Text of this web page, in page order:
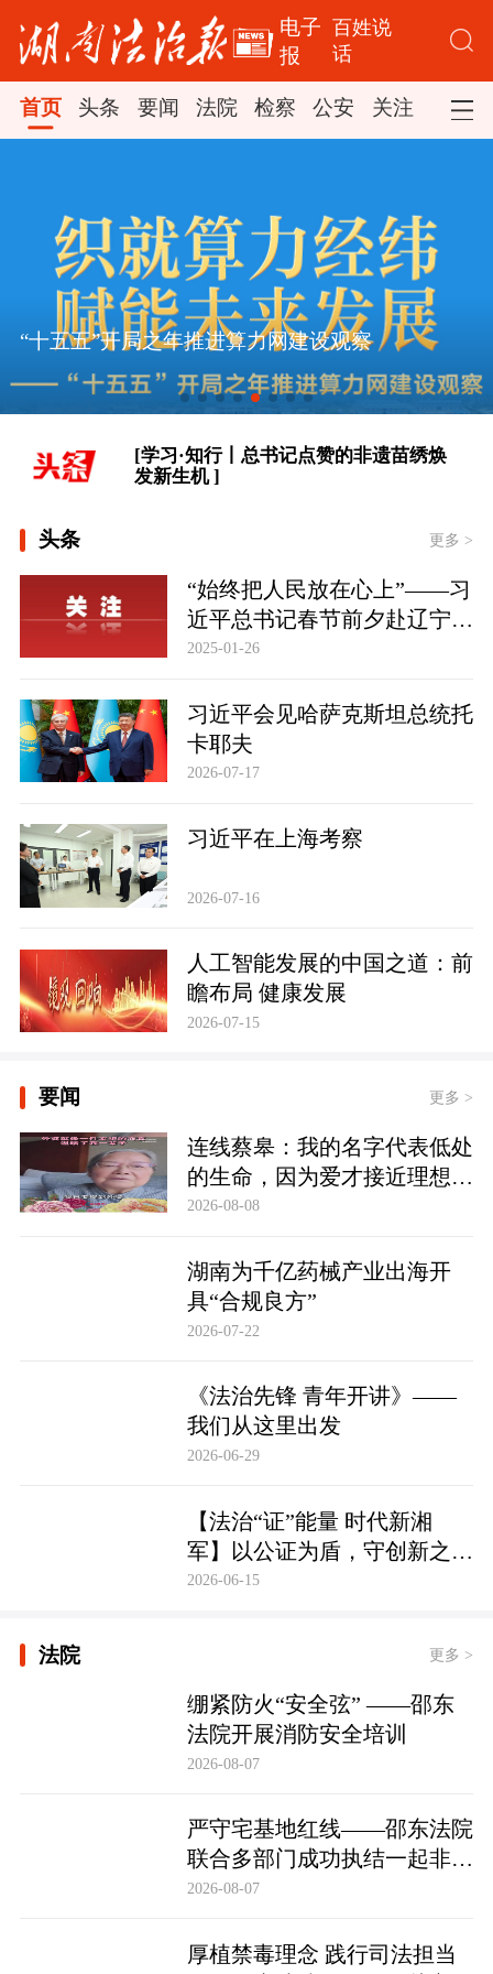
电子
报
百姓说
话
首页 头条 要闻 法院 检察 公安 关注 司法
“十五五”开局之年推进算力网建设观察
[学习时节｜“大力发展以人民为中心的
体育事业” ]
大道行天下丨以心相交，成其久远——
中国元首外交的世界情怀与大国气派
[学习·知行丨总书记点赞的非遗苗绣焕
发新生机 ]
大道行天下丨以心相交，成其久远——
中国元首外交的世界情怀与大国气派
头条 更多 >
“始终把人民放在心上”——习
近平总书记春节前夕赴辽宁看
望慰问基层干部群众纪实
2025-01-26
习近平会见哈萨克斯坦总统托
卡耶夫
2026-07-17
习近平在上海考察
2026-07-16
人工智能发展的中国之道：前
瞻布局 健康发展
2026-07-15
要闻 更多 >
连线蔡皋：我的名字代表低处
的生命，因为爱才接近理想的
高地
2026-08-08
湖南为千亿药械产业出海开
具“合规良方”
2026-07-22
《法治先锋 青年开讲》——
我们从这里出发
2026-06-29
【法治“证”能量 时代新湘
军】以公证为盾，守创新之魂
湖南青年公证人为知识产权保
2026-06-15
法院 更多 >
绷紧防火“安全弦” ——邵东
法院开展消防安全培训
2026-08-07
严守宅基地红线——邵东法院
联合多部门成功执结一起非法
占用宅基地行政处罚案
2026-08-07
厚植禁毒理念 践行司法担当